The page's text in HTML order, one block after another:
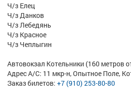
Ч/з Елец
Ч/з Данков
Ч/з Лебедянь
Ч/з Красное
Ч/з Чеплыгин
Автовокзал Котельники (160 метров
Адрес А/С: 11 мкр-н, Опытное Поле,
Заказ билетов: +7 (910) 253-80-80